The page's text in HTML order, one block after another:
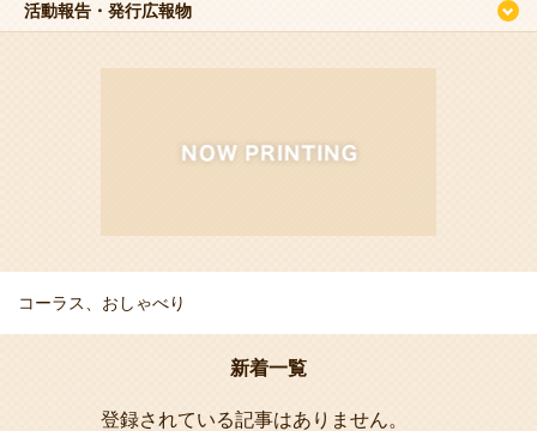
活動報告・発行広報物
コーラス、おしゃべり
新着一覧
登録されている記事はありません。